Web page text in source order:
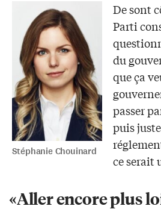
Stéphanie Chouinard
De sont
Parti
du
que ça
passer
puis
ce serait
«Aller encore plus